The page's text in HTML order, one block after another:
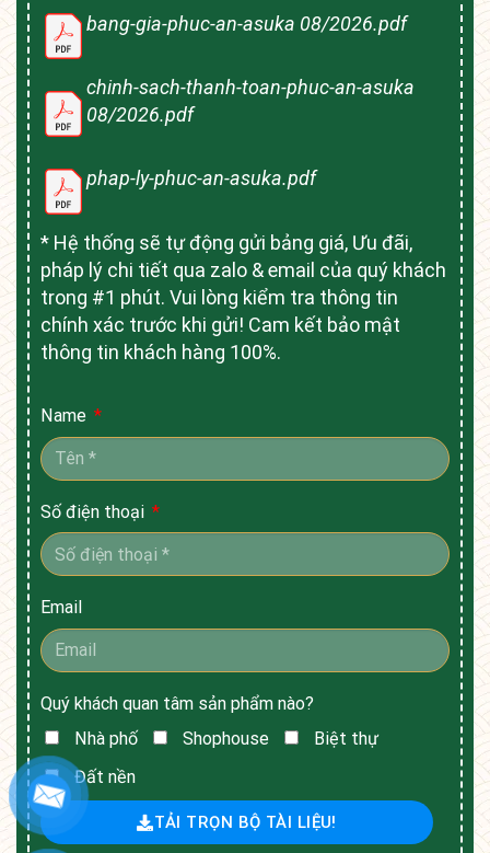
bang-gia-phuc-an-asuka 08/2026.pdf
chinh-sach-thanh-toan-phuc-an-asuka
08/2026.pdf
phap-ly-phuc-an-asuka.pdf
* Hệ thống sẽ tự động gửi bảng giá, Ưu đãi,
pháp lý chi tiết qua zalo & email của quý khách
trong #1 phút. Vui lòng kiểm tra thông tin
chính xác trước khi gửi! Cam kết bảo mật
thông tin khách hàng 100%.
Name
Số điện thoại
Email
Quý khách quan tâm sản phẩm nào?
Nhà phố
Shophouse
Biệt thự
Đất nền
TẢI TRỌN BỘ TÀI LIỆU!